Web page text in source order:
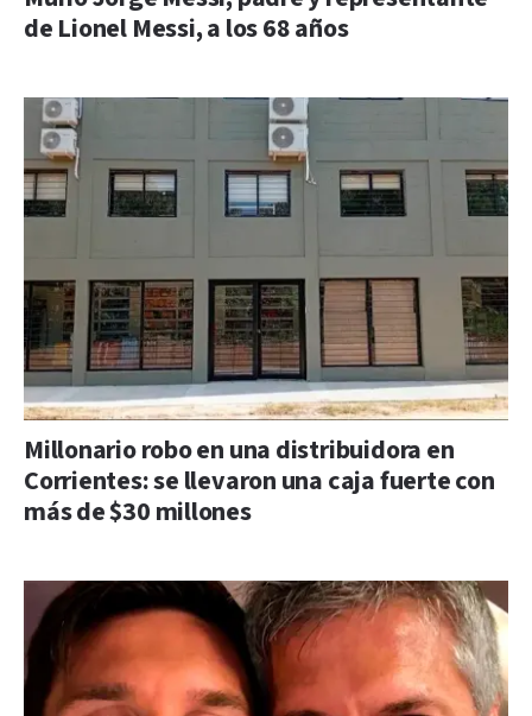
de Lionel Messi, a los 68 años
Millonario robo en una distribuidora en
Corrientes: se llevaron una caja fuerte con
más de $30 millones